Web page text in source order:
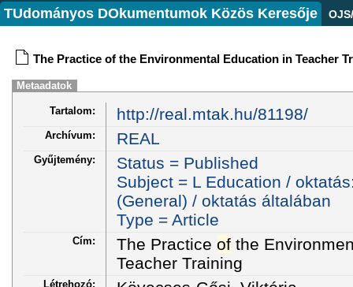
TUdományos DOkumentumok Közös Keresője
The Practice of the Environmental Education in Teacher
Metaadatok
Tartalom: http://real.mtak.hu/81198/
Archívum: REAL
Gyűjtemény:
Status = Published
Subject = L Education /
(General) / oktatás általában
Type = Article
Cím: The Practice ofthe
Teacher Training
Létrehozó: